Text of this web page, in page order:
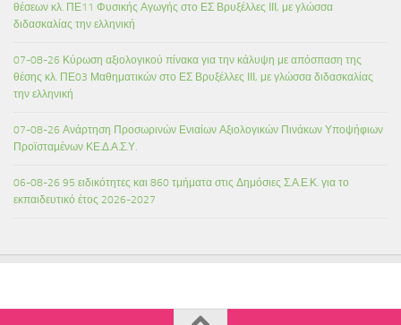
θέσεων κλ. ΠΕ11 Φυσικής Αγωγής στο ΕΣ Βρυξέλλες ΙΙΙ, με γλώσσα
διδασκαλίας την ελληνική
07-08-26 Κύρωση αξιολογικού πίνακα για την κάλυψη με απόσπαση της
θέσης κλ. ΠΕ03 Μαθηματικών στο ΕΣ Βρυξέλλες ΙΙΙ, με γλώσσα διδασκαλίας
την ελληνική
07-08-26 Ανάρτηση Προσωρινών Ενιαίων Αξιολογικών Πινάκων Υποψήφιων
Προϊσταμένων ΚΕ.Δ.Α.Σ.Υ.
06-08-26 95 ειδικότητες και 860 τμήματα στις Δημόσιες Σ.Α.Ε.Κ. για το
εκπαιδευτικό έτος 2026-2027